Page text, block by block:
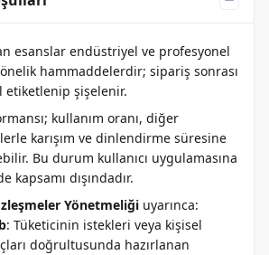
esanslar endüstriyel ve profesyonel
hammaddelerdir; sipariş sonrası
etiketlenip şişelenir.
kullanım oranı, diğer
karışım ve dinlendirme süresine
Bu durum kullanıcı uygulamasına
kapsamı dışındadır.
Yönetmeliği uyarınca:
: Tüketicinin istekleri veya kişisel
doğrultusunda hazırlanan